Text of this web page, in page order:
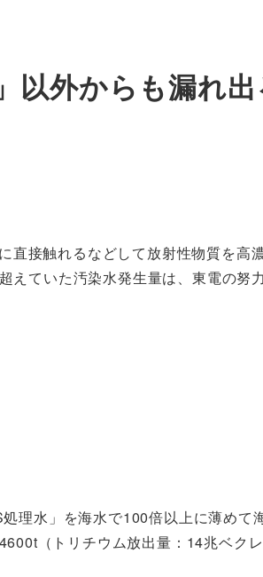
以外からも漏れ
接触れるなどして放射性物質を高
ていた汚染水発生量は、東電の努
水」を海水で100倍以上に薄めて
（トリチウム放出量：14兆ベク